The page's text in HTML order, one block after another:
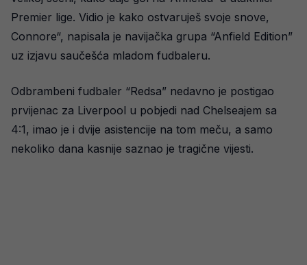
Premier lige. Vidio je kako ostvaruješ svoje snove,
Connore“, napisala je navijačka grupa “Anfield Edition”
uz izjavu saučešća mladom fudbaleru.
Odbrambeni fudbaler “Redsa” nedavno je postigao
prvijenac za Liverpool u pobjedi nad Chelseajem sa
4:1, imao je i dvije asistencije na tom meču, a samo
nekoliko dana kasnije saznao je tragične vijesti.